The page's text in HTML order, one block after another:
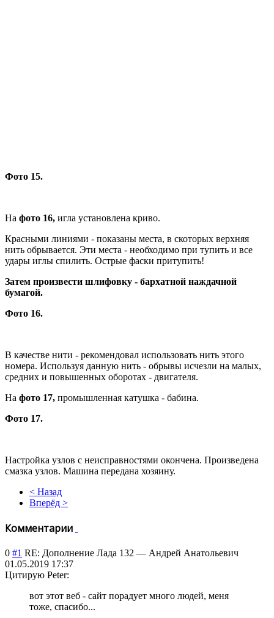
Фото 15.
На фото 16, игла установлена криво.
Красными линиями - показаны места, в скоторых верхняя
нить обрывается. Эти места - необходимо при тупить и все
удары иглы спилить. Острые фаски притупить!
Затем произвести шлифовку - бархатной наждачной
бумагой.
Фото 16.
В качестве нити - рекомендовал использовать нить этого
номера. Используя данную нить - обрывы исчезли на малых,
средних и повышенных оборотах - двигателя.
На фото 17, промышленная катушка - бабина.
Фото 17.
Настройка узлов с неисправностями окончена. Произведена
смазка узлов. Машина передана хозяину.
< Назад
Вперёд >
Комментарии
0 #1 RE: Дополнение Лада 132 — Андрей Анатольевич
01.05.2019 17:37
Цитирую Peter:
вот этот веб - сайт порадует много людей, меня
тоже, спасибо...